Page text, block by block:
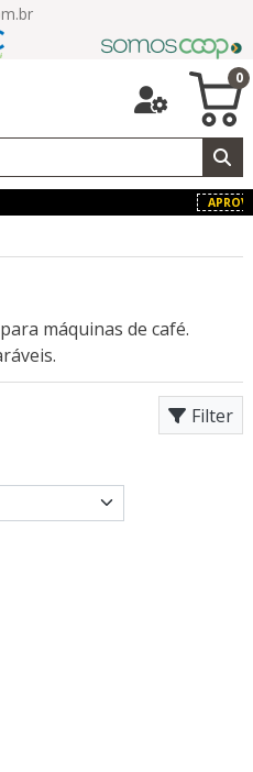
0
máquinas de café.
Filter